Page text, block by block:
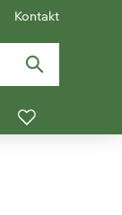
Kontakt